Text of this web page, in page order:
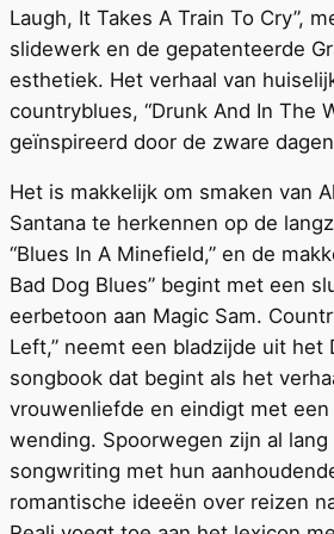
Laugh, It Takes A Train To Cry”,
slidewerk en de gepatenteerde
esthetiek. Het verhaal van
countryblues, “Drunk And In The
geïnspireerd door de zware
Het is makkelijk om smaken van
Santana te herkennen op de
“Blues In A Minefield,” en de
Bad Dog Blues” begint met een
eerbetoon aan Magic Sam.
Left,” neemt een bladzijde uit het
songbook dat begint als het
vrouwenliefde en eindigt met
wending. Spoorwegen zijn al
songwriting met hun
romantische ideeën over reizen